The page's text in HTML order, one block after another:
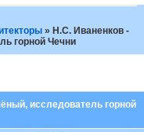
»Н.С. Иваненков -
горной Чечни
исследователь горной